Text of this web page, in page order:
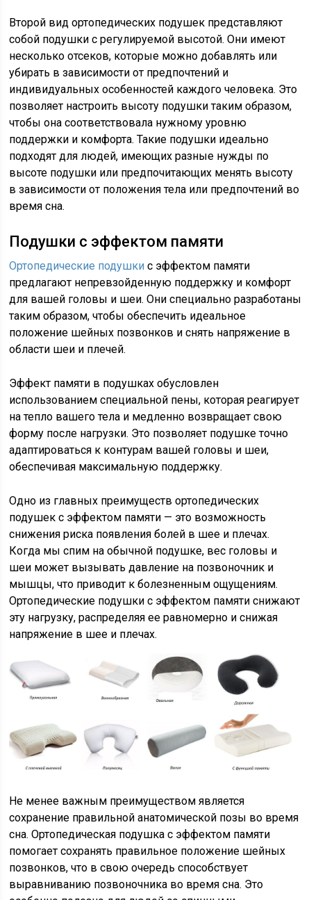
Второй вид ортопедических подушек представляют
собой подушки с регулируемой высотой. Они имеют
несколько отсеков, которые можно добавлять или
убирать в зависимости от предпочтений и
индивидуальных особенностей каждого человека. Это
позволяет настроить высоту подушки таким образом,
чтобы она соответствовала нужному уровню
поддержки и комфорта. Такие подушки идеально
подходят для людей, имеющих разные нужды по
высоте подушки или предпочитающих менять высоту
в зависимости от положения тела или предпочтений во
время сна.
Подушки с эффектом памяти
Ортопедические подушки с эффектом памяти
предлагают непревзойденную поддержку и комфорт
для вашей головы и шеи. Они специально разработаны
таким образом, чтобы обеспечить идеальное
положение шейных позвонков и снять напряжение в
области шеи и плечей.
Эффект памяти в подушках обусловлен
использованием специальной пены, которая реагирует
на тепло вашего тела и медленно возвращает свою
форму после нагрузки. Это позволяет подушке точно
адаптироваться к контурам вашей головы и шеи,
обеспечивая максимальную поддержку.
Одно из главных преимуществ ортопедических
подушек с эффектом памяти — это возможность
снижения риска появления болей в шее и плечах.
Когда мы спим на обычной подушке, вес головы и
шеи может вызывать давление на позвоночник и
мышцы, что приводит к болезненным ощущениям.
Ортопедические подушки с эффектом памяти снижают
эту нагрузку, распределяя ее равномерно и снижая
напряжение в шее и плечах.
Не менее важным преимуществом является
сохранение правильной анатомической позы во время
сна. Ортопедическая подушка с эффектом памяти
помогает сохранять правильное положение шейных
позвонков, что в свою очередь способствует
выравниванию позвоночника во время сна. Это